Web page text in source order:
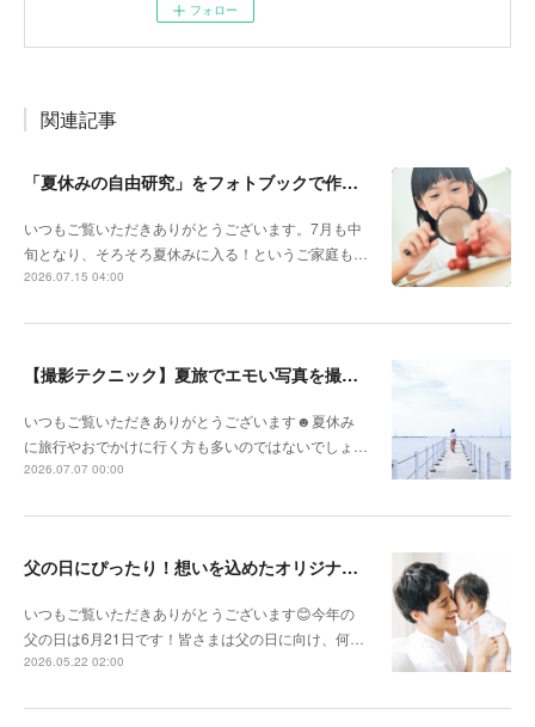
フォロー
関連記事
「夏休みの自由研究」をフォトブックで作ろう🔎
いつもご覧いただきありがとうございます。7月も中
旬となり、そろそろ夏休みに入る！というご家庭も…
2026.07.15 04:00
【撮影テクニック】夏旅でエモい写真を撮るポイント！
いつもご覧いただきありがとうございます☻夏休み
に旅行やおでかけに行く方も多いのではないでしょ…
2026.07.07 00:00
父の日にぴったり！想いを込めたオリジナルギフトを贈ろう🎁
いつもご覧いただきありがとうございます😊今年の
父の日は6月21日です！皆さまは父の日に向け、何…
2026.05.22 02:00